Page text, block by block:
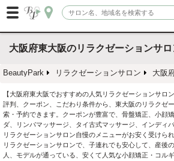
大阪府東大阪のリラクゼーションサ
BeautyPark リラクゼーションサロン 大阪
【大阪府東大阪でおすすめの人気リラクゼーションサロ
評判、クーポン、こだわり条件から、東大阪のリラクゼ
索・予約できます。クーポンが豊富で、骨盤矯正、小顔
ダ、リンパマッサージ、タイ古式マッサージ、インディ
リラクゼーションサロン自慢のメニューがお安く受けら
リラクゼーションサロンで、子連れでも安心して、産後
人、モデルが通っている、安くて人気な小顔矯正・コル